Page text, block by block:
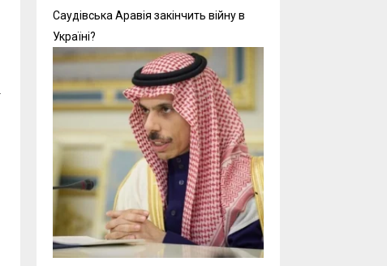
Саудівська Аравія закінчить війну в
Україні?